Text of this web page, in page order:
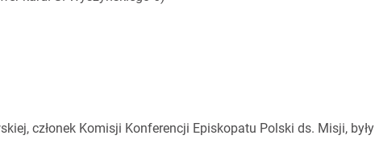
członek Komisji Konferencji Episkopatu Polski ds. Misji, były